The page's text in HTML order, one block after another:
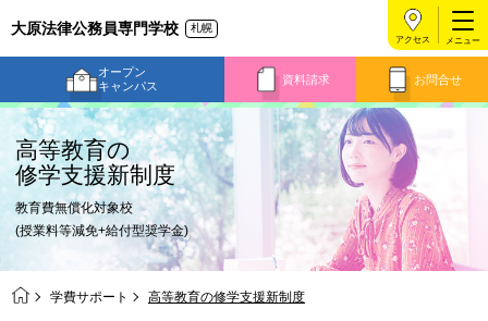
大原法律公務員専門学校 札幌
オープン
キャンパス
資料請求 お問合せ
アクセス
高等教育の
修学支援新制度
教育費無償化対象校
(授業料等減免+給付型奨学金)
学費サポート 高等教育の修学支援新制度